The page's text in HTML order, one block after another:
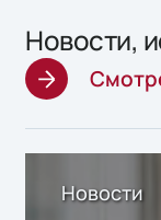
Новости,
Новости